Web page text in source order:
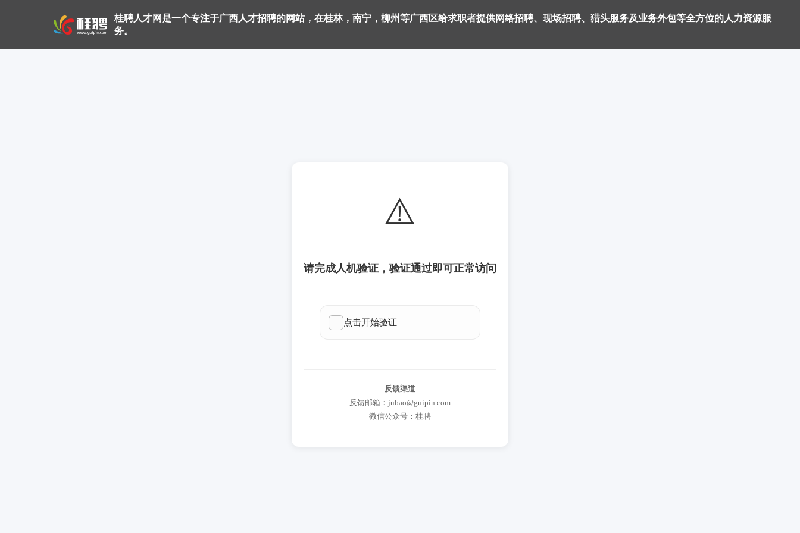
桂聘人才网是一个专注于广西人才招聘的网站，在桂林，南宁，柳州等广西区给求职者提供网络招聘、现场招聘、猎头服务及业务外包等全方位的人力资源服
务。
⚠️
请完成人机验证，验证通过即可正常访问
反馈渠道
反馈邮箱：jubao@guipin.com
微信公众号：桂聘